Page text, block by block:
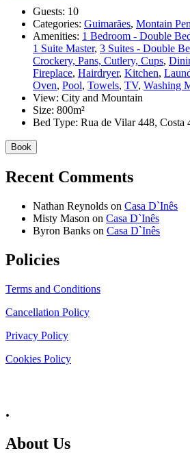
Guests: 10
Categories: Guimarães, Montain
Amenities: 1 Bedroom - Double
1 Suite Master, 3 Suites - Double
Crockery, Pans, Cutlery, Cups,
Fireplace, Hairdryer, Kitchen,
Oven, Pool, Towels, TV, Washing
View: City and Mountain
Size: 800m²
Bed Type: Rua de Vilar 448, Costa
Book
Recent Comments
Nathan Reynolds on Casa D`Inês
Misty Mason on Casa D`Inês
Byron Banks on Casa D`Inês
Policies
Terms and Conditions
Cancellation Policy
Privacy Policy
Cookies Policy
.
About Us